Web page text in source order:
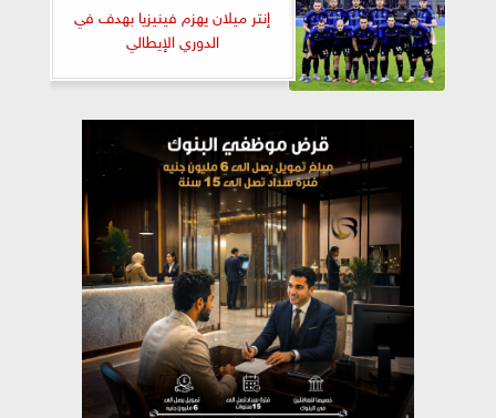
إنتر ميلان يهزم فينيزيا بهدف في
الدوري الإيطالي